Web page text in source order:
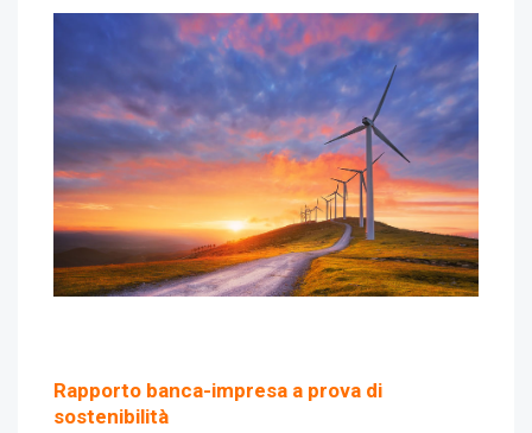
Rapporto banca-impresa a prova di
sostenibilità